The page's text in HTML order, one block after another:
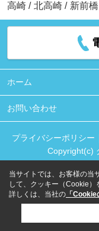
高崎 / 北高崎 / 新前橋
ホーム
お問い合わせ
プライバシーポリシー
Copyright(c)
当サイトでは、お客様の当
して、クッキー（Cookie）
詳しくは、当社の 「